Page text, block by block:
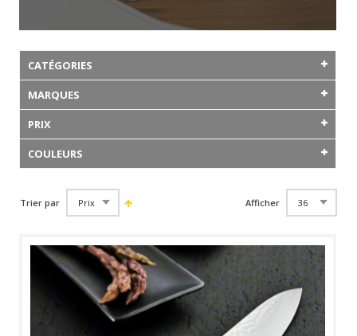
CATÉGORIES
MARQUES
PRIX
COULEURS
Trier par Afficher